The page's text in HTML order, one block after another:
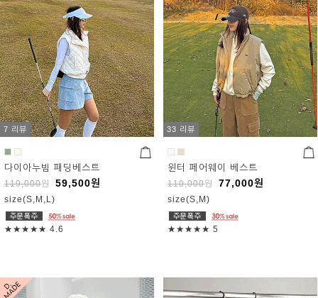
7 리뷰
다이아누빔 패딩베스트
119,000원 59,500원
size(S,M,L)
★★★★★ 4.6
33 리뷰
윈터 페어웨이 베스트
110,000원 77,000원
size(S,M)
★★★★★ 5